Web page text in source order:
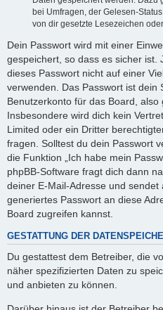
bei Umfragen, der Gelesen-
von dir gesetzte Lesezeichen
Dein Passwort wird mit einer
gespeichert, so dass es sicher ist.
dieses Passwort nicht auf einer
verwenden. Das Passwort ist dein
Benutzerkonto für das Board, also
Insbesondere wird dich kein
Limited oder ein Dritter
fragen. Solltest du dein Passwort
die Funktion „Ich habe mein
phpBB-Software fragt dich dann
deiner E-Mail-Adresse und sendet
generiertes Passwort an diese
Board zugreifen kannst.
GESTATTUNG DER
Du gestattest dem Betreiber, die
näher spezifizierten Daten zu
und anbieten zu können.